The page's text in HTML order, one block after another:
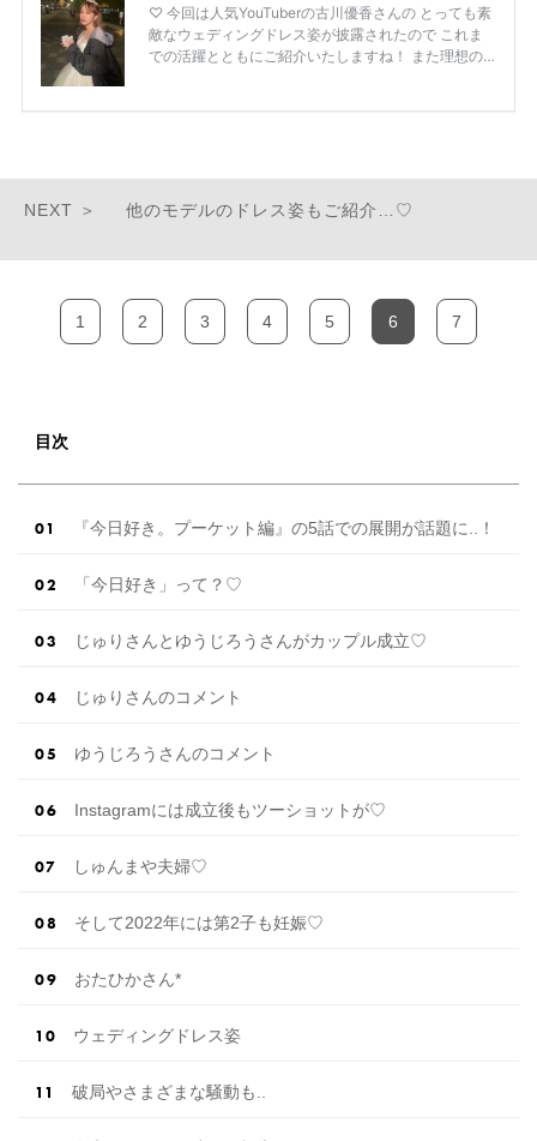
他のモデルのドレス姿もご紹介…♡
1 2 3 4 5 6 7
目次
『今日好き。プーケット編』の5話での展開が話題に..！
「今日好き」って？♡
じゅりさんとゆうじろうさんがカップル成立♡
じゅりさんのコメント
ゆうじろうさんのコメント
Instagramには成立後もツーショットが♡
しゅんまや夫婦♡
そして2022年には第2子も妊娠♡
おたひかさん*
ウェディングドレス姿
破局やさまざまな騒動も..